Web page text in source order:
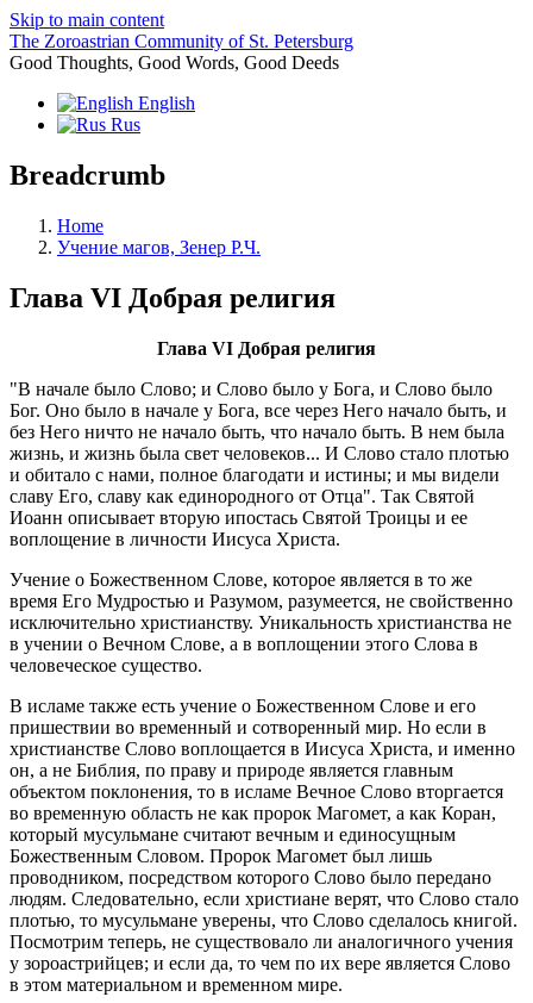
Skip to main content
The Zoroastrian Community of St. Petersburg
Good Thoughts, Good Words, Good Deeds
English
Rus
Breadcrumb
Home
Учение магов, Зенер Р.Ч.
Глава VI Добрая религия
Глава VI Добрая религия
"В начале было Слово; и Слово было у Бога, и Слово было
Бог. Оно было в начале у Бога, все через Него начало быть, и
без Него ничто не начало быть, что начало быть. В нем была
жизнь, и жизнь была свет человеков... И Слово стало плотью
и обитало с нами, полное благодати и истины; и мы видели
славу Его, славу как единородного от Отца". Так Святой
Иоанн описывает вторую ипостась Святой Троицы и ее
воплощение в личности Иисуса Христа.
Учение о Божественном Слове, которое является в то же
время Его Мудростью и Разумом, разумеется, не свойственно
исключительно христианству. Уникальность христианства не
в учении о Вечном Слове, а в воплощении этого Слова в
человеческое существо.
В исламе также есть учение о Божественном Слове и его
пришествии во временный и сотворенный мир. Но если в
христианстве Слово воплощается в Иисуса Христа, и именно
он, а не Библия, по праву и природе является главным
объектом поклонения, то в исламе Вечное Слово вторгается
во временную область не как пророк Магомет, а как Коран,
который мусульмане считают вечным и единосущным
Божественным Словом. Пророк Магомет был лишь
проводником, посредством которого Слово было передано
людям. Следовательно, если христиане верят, что Слово стало
плотью, то мусульмане уверены, что Слово сделалось книгой.
Посмотрим теперь, не существовало ли аналогичного учения
у зороастрийцев; и если да, то чем по их вере является Слово
в этом материальном и временном мире.